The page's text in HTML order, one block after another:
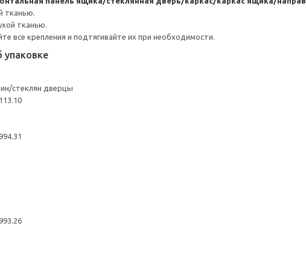
тканью.
тканью.
все крепления и подтягивайте их при необходимости.
стеклян дверцы